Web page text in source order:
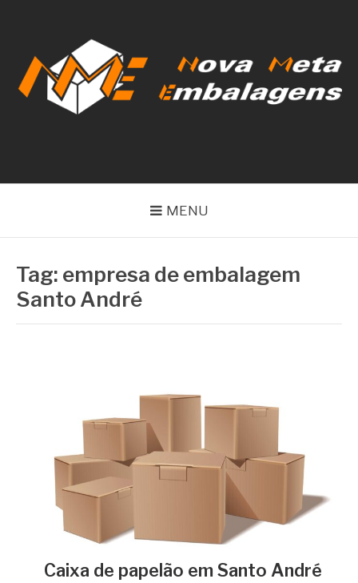
conteúdo
MENU
Tag: empresa de embalagem
Santo André
Caixa de papelão em Santo André